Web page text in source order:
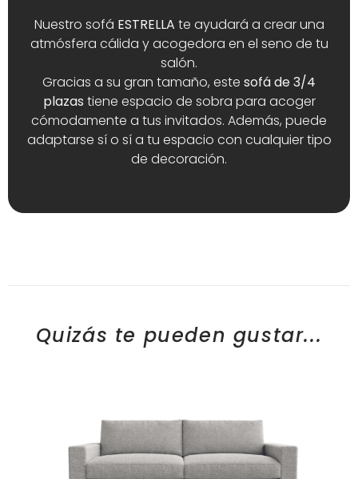
Nuestro sofá ESTRELLA te ayudará a crear una
atmósfera cálida y acogedora en el seno de tu
salón.
Gracias a su gran tamaño, este sofá de 3/4
plazas tiene espacio de sobra para acoger
cómodamente a tus invitados. Además, puede
adaptarse sí o sí a tu espacio con cualquier tipo
de decoración.
Quizás te pueden gustar...